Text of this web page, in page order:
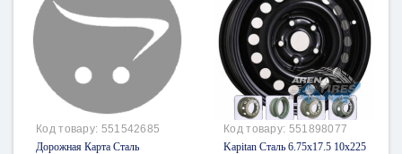
Код товару: 551542685
Дорожная Карта Сталь
Код товару: 551898077
Kapitan Сталь 6.75x17.5 10x225